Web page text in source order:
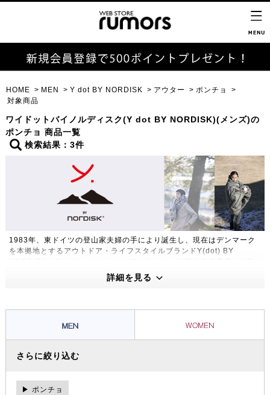
HOME MEN Y dot BY NORDISK アウター
ポンチョ
対象商品
ワイドットバイノルディスク(Y dot BY NORDISK)(メンズ)の
ポンチョ 商品一覧
検索結果：3件
1983年、東ドイツの登山家夫婦の手により誕生し、現在はデンマーク
を本拠地とするアウトドア・ライフスタイルブランドY(dot) BY
えうる高い機能性・保温性をもつプロダクトは、アウトドアのプロフェ
ッショナルたちから信頼を集め、数々の過酷な冒険やレースを支えてき
詳細を見る
さらに絞り込む
▶ ポンチョ